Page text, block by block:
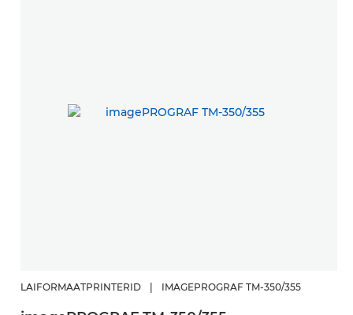
LAIFORMAATPRINTERID | IMAGEPROGRAF TM-350/355